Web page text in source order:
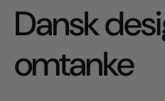
Dansk
omtanke